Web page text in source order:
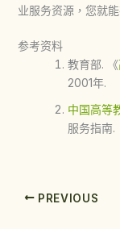
业服务资源，您就
参考资料
教育部. 《
2001年.
中国高等
服务指南.
PREVIOUS